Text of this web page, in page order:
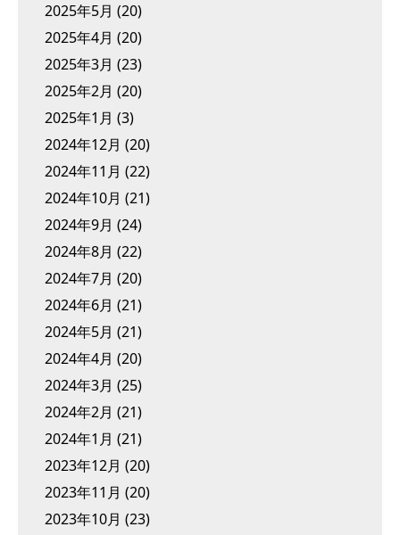
2025年5月 (20)
2025年4月 (20)
2025年3月 (23)
2025年2月 (20)
2025年1月 (3)
2024年12月 (20)
2024年11月 (22)
2024年10月 (21)
2024年9月 (24)
2024年8月 (22)
2024年7月 (20)
2024年6月 (21)
2024年5月 (21)
2024年4月 (20)
2024年3月 (25)
2024年2月 (21)
2024年1月 (21)
2023年12月 (20)
2023年11月 (20)
2023年10月 (23)